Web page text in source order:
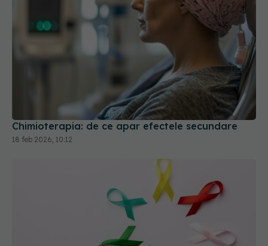
Chimioterapia: de ce apar efectele secundare